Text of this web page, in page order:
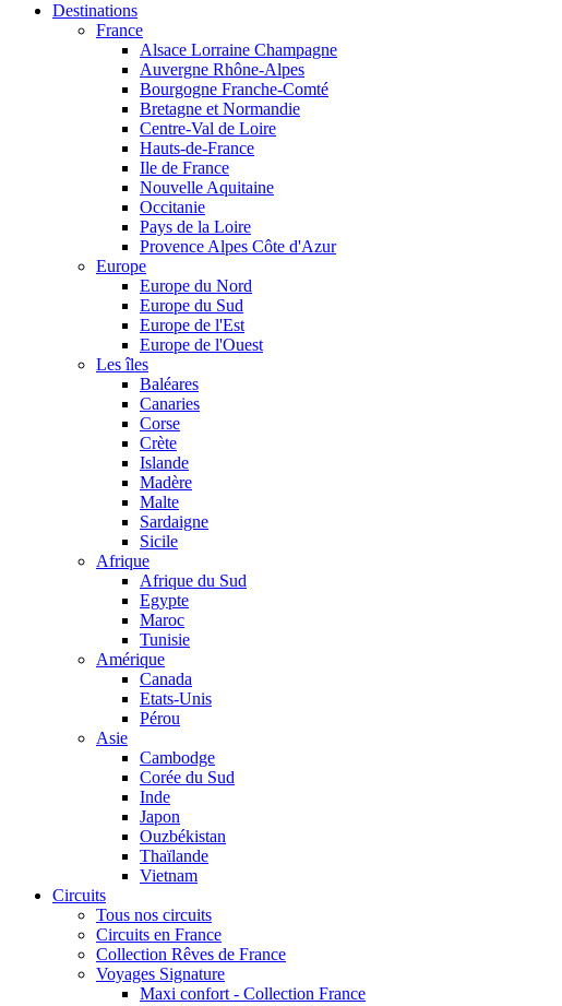
Destinations
France
Alsace Lorraine Champagne
Auvergne Rhône-Alpes
Bourgogne Franche-Comté
Bretagne et Normandie
Centre-Val de Loire
Hauts-de-France
Ile de France
Nouvelle Aquitaine
Occitanie
Pays de la Loire
Provence Alpes Côte d'Azur
Europe
Europe du Nord
Europe du Sud
Europe de l'Est
Europe de l'Ouest
Les îles
Baléares
Canaries
Corse
Crète
Islande
Madère
Malte
Sardaigne
Sicile
Afrique
Afrique du Sud
Egypte
Maroc
Tunisie
Amérique
Canada
Etats-Unis
Pérou
Asie
Cambodge
Corée du Sud
Inde
Japon
Ouzbékistan
Thaïlande
Vietnam
Circuits
Tous nos circuits
Circuits en France
Collection Rêves de France
Voyages Signature
Maxi confort - Collection France